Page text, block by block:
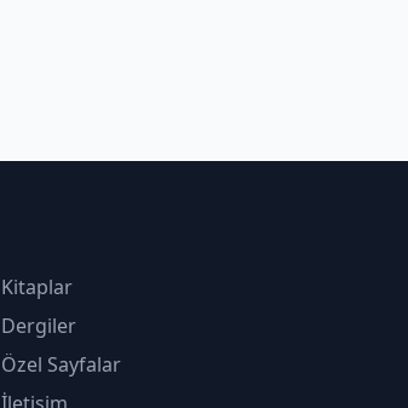
Kitaplar
Dergiler
Özel Sayfalar